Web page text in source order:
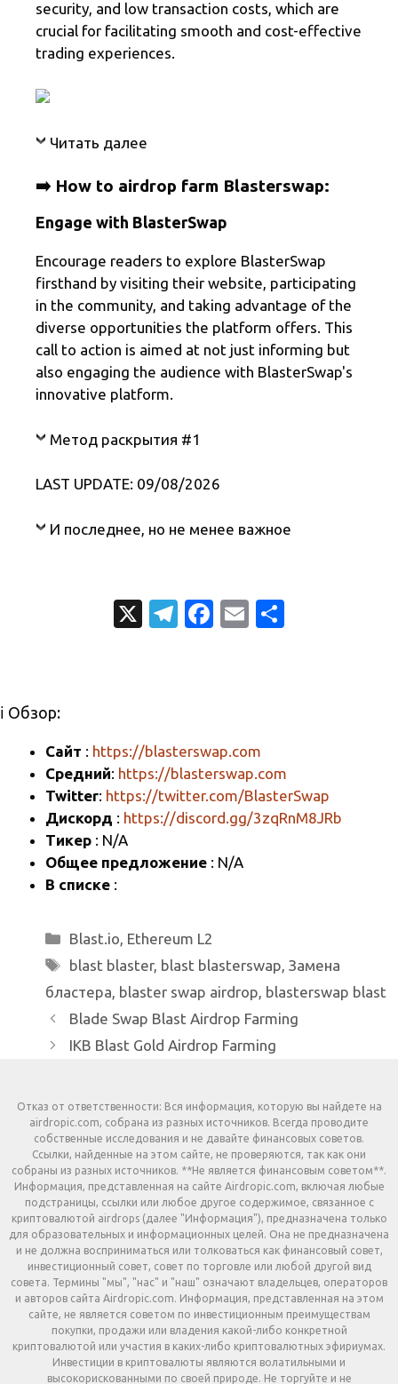
security, and low transaction costs, which are
crucial for facilitating smooth and cost-effective
trading experiences.
Читать далее
➡️ How to airdrop farm Blasterswap:
Engage with BlasterSwap
Encourage readers to explore BlasterSwap
firsthand by visiting their website, participating
in the community, and taking advantage of the
diverse opportunities the platform offers. This
call to action is aimed at not just informing but
also engaging the audience with BlasterSwap's
innovative platform.
Метод раскрытия #1
LAST UPDATE: 09/08/2026
И последнее, но не менее важное
X
T
m
Fa
o
k
E
и
т
ℹ️ Обзор:
Сайт : https://blasterswap.com
Средний: https://blasterswap.com
Twitter: https://twitter.com/BlasterSwap
Дискорд : https://discord.gg/3zqRnM8JRb
Тикер : N/A
Общее предложение : N/A
В списке :
Рубрики
Blast.io Ethereum L2
Метки
blast blaster, blast blasterswap ,Замена
бластера blaster swap airdrop blasterswap blast
Blade Swap Blast Airdrop Farming
IKB Blast Gold Airdrop Farming
Отказ от ответственности: Вся информация, которую вы найдете на
airdropic.com, собрана из разных источников. Всегда проводите
собственные исследования и не давайте финансовых советов.
Ссылки, найденные на этом сайте, не проверяются, так как они
собраны из разных источников. **Не является финансовым советом**.
Информация, представленная на сайте Airdropic.com, включая любые
подстраницы, ссылки или любое другое содержимое, связанное с
криптовалютой airdrops (далее "Информация"), предназначена только
для образовательных и информационных целей. Она не предназначена
и не должна восприниматься или толковаться как финансовый совет,
инвестиционный совет, совет по торговле или любой другой вид
совета. Термины "мы", "нас" и "наш" означают владельцев, операторов
и авторов сайта Airdropic.com. Информация, представленная на этом
сайте, не является советом по инвестиционным преимуществам
покупки, продажи или владения какой-либо конкретной
криптовалютой или участия в каких-либо криптовалютных эфириумах.
Инвестиции в криптовалюты являются волатильными и
высокорискованными по своей природе. Не торгуйте и не